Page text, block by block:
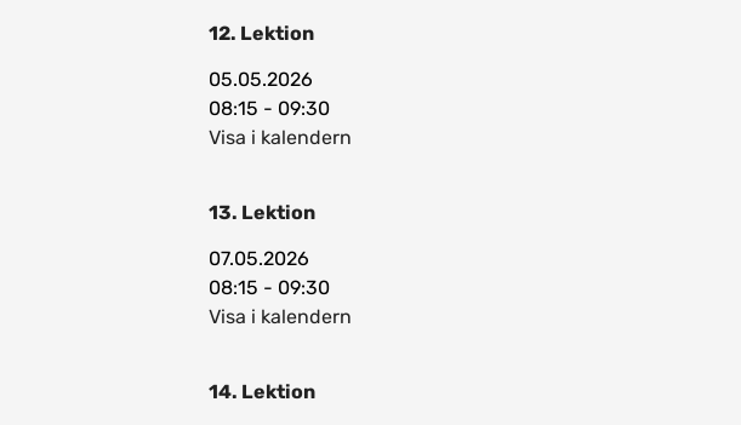
12. Lektion
05.05.2026
08:15 - 09:30
Visa i kalendern
13. Lektion
07.05.2026
08:15 - 09:30
Visa i kalendern
14. Lektion